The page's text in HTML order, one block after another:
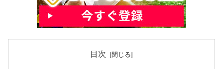
目次